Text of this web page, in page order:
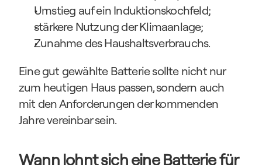
Umstieg auf ein Induktionskochfeld;
stärkere Nutzung der Klimaanlage;
Zunahme des Haushaltsverbrauchs.
Eine gut gewählte Batterie sollte nicht nur
zum heutigen Haus passen, sondern auch
mit den Anforderungen der kommenden
Jahre vereinbar sein.
Wann lohnt sich eine Batterie für